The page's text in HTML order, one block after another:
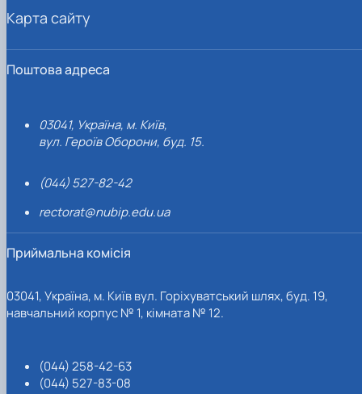
Поштова адреса
03041, Україна, м. Київ,
вул. Героїв Оборони, буд. 15.
(044) 527-82-42
rectorat@nubip.edu.ua
Приймальна комісія
03041, Україна, м. Київ вул. Горіхуватський шлях, буд. 19,
навчальний корпус № 1, кімната № 12.
(044) 258-42-63
(044) 527-83-08
Карта сайту